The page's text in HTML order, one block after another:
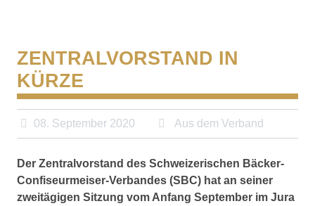
ZENTRALVORSTAND IN
KÜRZE
08. September 2020 Aus dem Verband
Der Zentralvorstand des Schweizerischen Bäcker-
Confiseurmeiser-Verbandes (SBC) hat an seiner
zweitägigen Sitzung vom Anfang September im Jura